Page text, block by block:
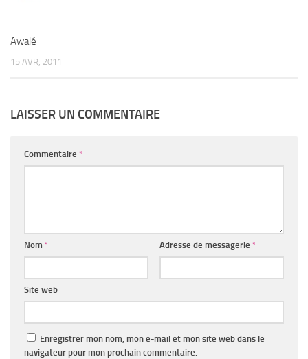
Awalé
15 AVR, 2011
LAISSER UN COMMENTAIRE
Commentaire *
Nom * Adresse de messagerie *
Site web
Enregistrer mon nom, mon e-mail et mon site web dans le
navigateur pour mon prochain commentaire.